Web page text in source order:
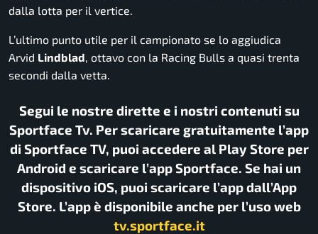
dalla lotta per il vertice.
L’ultimo punto utile per il campionato se lo aggiudica
Arvid Lindblad , ottavo con la Racing Bulls a quasi trenta
secondi dalla vetta.
Segui le nostre dirette e i nostri contenuti su
Sportface Tv. Per scaricare gratuitamente l’app
di Sportface TV, puoi accedere al Play Store per
Android e scaricare l’app Sportface. Se hai un
dispositivo iOS, puoi scaricare l’app dall’App
Store. L’app è disponibile anche per l’uso web
tv.sportface.it